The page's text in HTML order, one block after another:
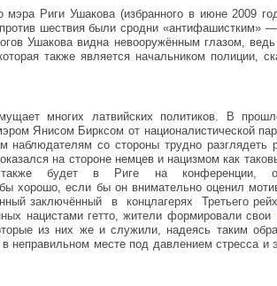
мэра Риги Ушакова (избранного в июне 2009
шествия были сродни «антифашистким»
Ушакова видна невооружённым глазом,
также является начальником полиции,
многих латвийских политиков. В
Янисом Бирксом от националистической
наблюдателям со стороны трудно разглядеть
на стороне немцев и нацизмом как
будет в Риге на конференции,
хорошо, если бы он внимательно оценил
заключённый в концлагерях Третьего
нацистами гетто, жители формировали свои
из них же и служили, надеясь таким
неправильном месте под давлением стресса и